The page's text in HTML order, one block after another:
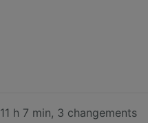
11 h 7 min, 3 changements